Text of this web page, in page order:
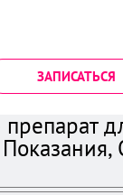
ЗАПИСАТЬСЯ